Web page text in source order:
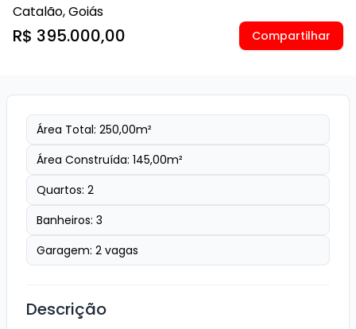
Catalão,Goiás
R$ 395.000,00 Compartilhar
Área Total: 250,00m²
Área Construída: 145,00m²
Quartos: 2
Banheiros: 3
Garagem: 2 vagas
Descrição